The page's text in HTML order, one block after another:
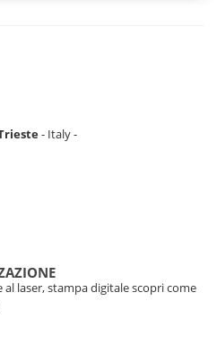
- Italy -
laser, stampa digitale scopri come